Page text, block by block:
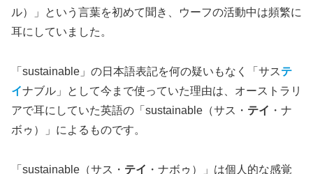
ル）」という言葉を初めて聞き、ウーフの活動中は頻繁に
耳にしていました。
「sustainable」の日本語表記を何の疑いもなく「サステ
イナブル」として今まで使っていた理由は、オーストラリ
アで耳にしていた英語の「sustainable（サス・ テイ ・ナ
ボゥ）」によるものです。
「sustainable（サス・ テイ ・ナボゥ）」は個人的な感覚